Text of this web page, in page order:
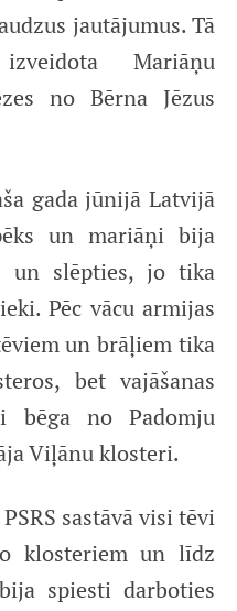
jautājumus. Tā
Mariāņu
no Bērna Jēzus
gada jūnijā Latvijā
un mariāņi bija
un slēpties, jo tika
Pēc vācu armijas
un brāļiem tika
bet vajāšanas
bēga no Padomju
Viļānu klosteri.
sastāvā visi tēvi
klosteriem un līdz
spiesti darboties